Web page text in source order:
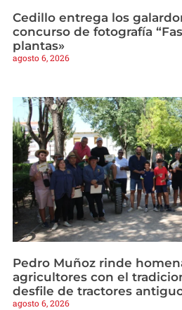
Cedillo entrega los
concurso de fotografía
plantas»
agosto 6, 2026
Pedro Muñoz rinde
agricultores con el
desfile de tractores
agosto 6, 2026